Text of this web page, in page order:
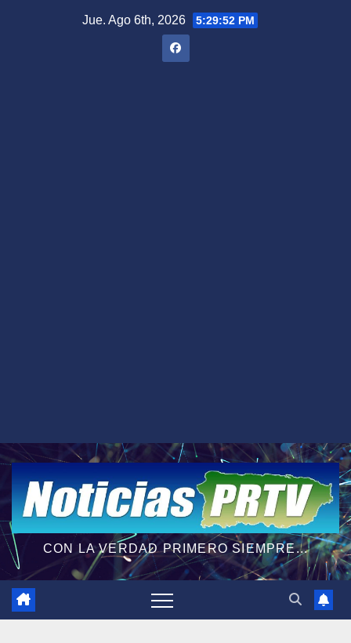
Jue. Ago 6th, 2026 5:29:53 PM
CON LA VERDAD PRIMERO SIEMPRE...